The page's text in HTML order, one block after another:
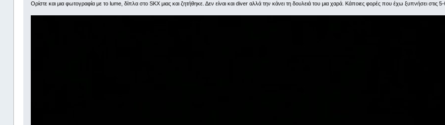
Ορίστε και μια φωτογραφία με το lume, δίπλα στο SKX μιας και ζητήθηκε. Δεν είναι και diver αλλά την κάνει τη δουλειά του μια χαρά. Κάποιες φορές που έχω ξυπνήσει